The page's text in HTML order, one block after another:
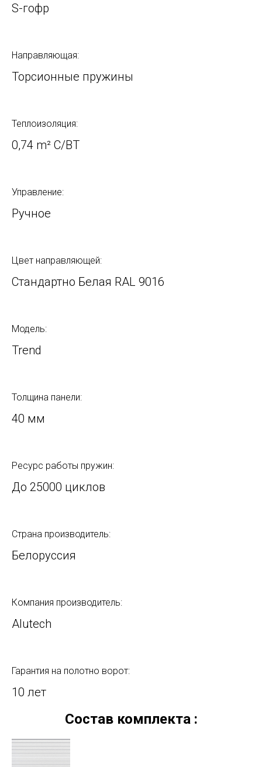
S-гофр
Направляющая:
Торсионные пружины
Теплоизоляция:
0,74 m² С/ВТ
Управление:
Ручное
Цвет направляющей:
Стандартно Белая RAL 9016
Модель:
Trend
Толщина панели:
40 мм
Ресурс работы пружин:
До 25000 циклов
Страна производитель:
Белоруссия
Компания производитель:
Alutech
Гарантия на полотно ворот:
10 лет
Состав комплекта :